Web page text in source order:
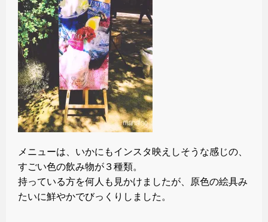
メニューは、いかにもインスタ映えしそうな感じの、
すごい色の飲み物が３種類。
持っている方を何人も見かけましたが、原色の絵具み
たいに鮮やかでびっくりしました。